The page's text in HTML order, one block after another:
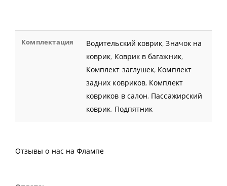
Комплектация Водительский коврик,Значок на
коврик, Коврик в багажник,
Комплект заглушек, Комплект
задних ковриков, Комплект
ковриков в салон, Пассажирский
коврик, Подпятник
Отзывы о нас на Флампе